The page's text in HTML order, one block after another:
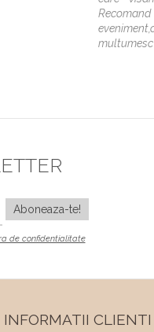
de confidentialitate
INFORMATII CLIENTI